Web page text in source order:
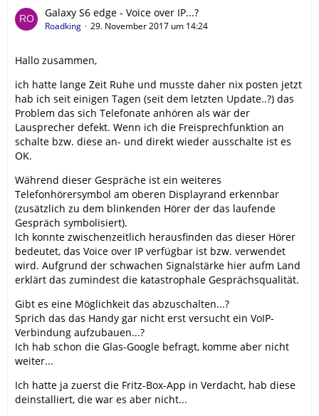
Galaxy S6 edge - Voice over IP...?
Roadking 29. November 2017 um 14:24
Hallo zusammen,
ich hatte lange Zeit Ruhe und musste daher nix posten jetzt
hab ich seit einigen Tagen (seit dem letzten Update..?) das
Problem das sich Telefonate anhören als wär der
Lausprecher defekt. Wenn ich die Freisprechfunktion an
schalte bzw. diese an- und direkt wieder ausschalte ist es
OK.
Während dieser Gespräche ist ein weiteres
Telefonhörersymbol am oberen Displayrand erkennbar
(zusätzlich zu dem blinkenden Hörer der das laufende
Gespräch symbolisiert).
Ich konnte zwischenzeitlich herausfinden das dieser Hörer
bedeutet, das Voice over IP verfügbar ist bzw. verwendet
wird. Aufgrund der schwachen Signalstärke hier aufm Land
erklärt das zumindest die katastrophale Gesprächsqualität.
Gibt es eine Möglichkeit das abzuschalten...?
Sprich das das Handy gar nicht erst versucht ein VoIP-
Verbindung aufzubauen...?
Ich hab schon die Glas-Google befragt, komme aber nicht
weiter...
Ich hatte ja zuerst die Fritz-Box-App in Verdacht, hab diese
deinstalliert, die war es aber nicht...